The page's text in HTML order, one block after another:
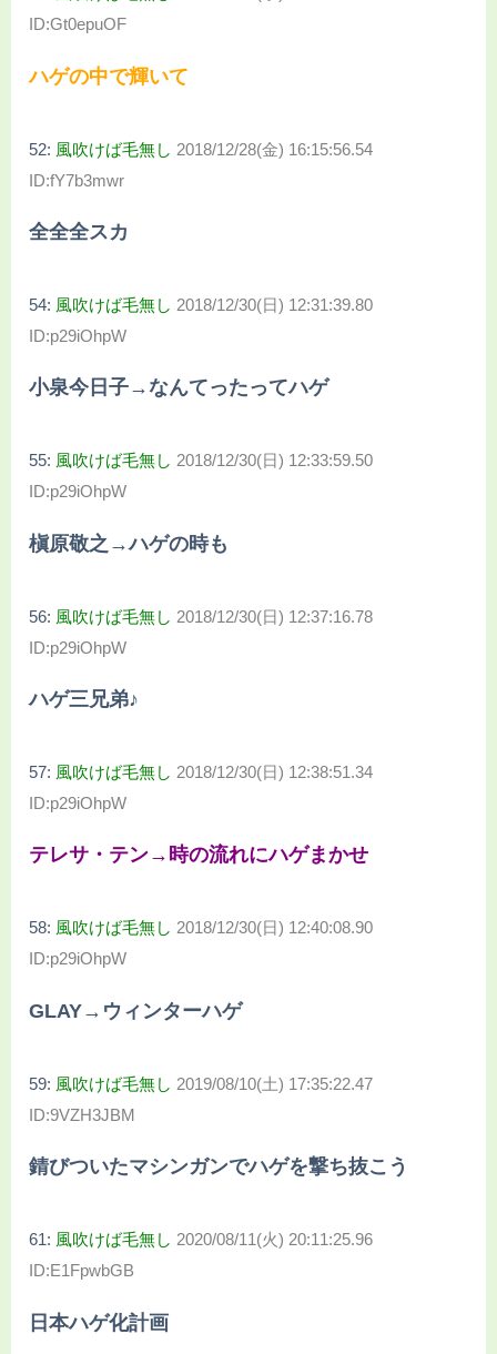
ID:Gt0epuOF
ハゲの中で輝いて
52: 風吹けば毛無し 2018/12/28(金) 16:15:56.54
ID:fY7b3mwr
全全全スカ
54: 風吹けば毛無し 2018/12/30(日) 12:31:39.80
ID:p29iOhpW
小泉今日子→なんてったってハゲ
55: 風吹けば毛無し 2018/12/30(日) 12:33:59.50
ID:p29iOhpW
槇原敬之→ハゲの時も
56: 風吹けば毛無し 2018/12/30(日) 12:37:16.78
ID:p29iOhpW
ハゲ三兄弟♪
57: 風吹けば毛無し 2018/12/30(日) 12:38:51.34
ID:p29iOhpW
テレサ・テン→時の流れにハゲまかせ
58: 風吹けば毛無し 2018/12/30(日) 12:40:08.90
ID:p29iOhpW
GLAY→ウィンターハゲ
59: 風吹けば毛無し 2019/08/10(土) 17:35:22.47
ID:9VZH3JBM
錆びついたマシンガンでハゲを撃ち抜こう
61: 風吹けば毛無し 2020/08/11(火) 20:11:25.96
ID:E1FpwbGB
日本ハゲ化計画